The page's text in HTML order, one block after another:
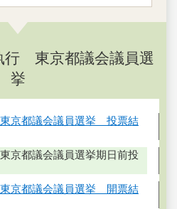
行 東京都議会議員選
挙
京都議会議員選挙 投票結
京都議会議員選挙期日前投
京都議会議員選挙 開票結